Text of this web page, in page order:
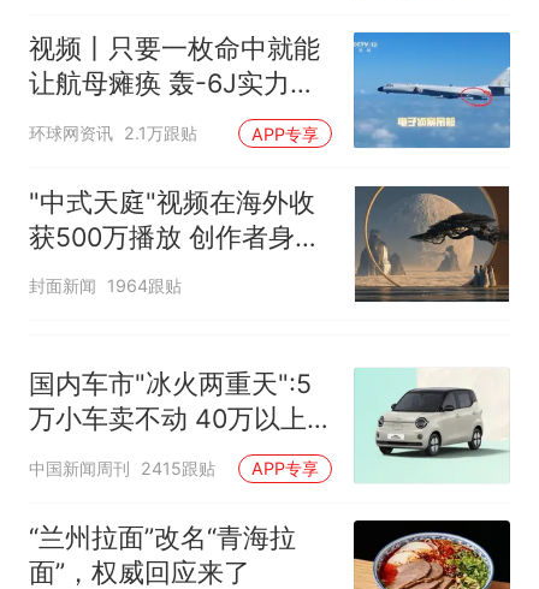
视频丨只要一枚命中就能
让航母瘫痪 轰-6J实力有
多强？
环球网资讯 2.1万跟贴 APP专享
"中式天庭"视频在海外收
获500万播放 创作者身份
披露
封面新闻 1964跟贴
国内车市"冰火两重天":5
万小车卖不动 40万以上
的抢购
中国新闻周刊 2415跟贴 APP专享
“兰州拉面”改名“青海拉
面”，权威回应来了